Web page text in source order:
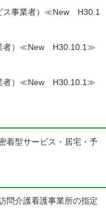
ス事業者）≪New H30.1
者）≪New H30.10.1≫
者）≪New H30.10.1≫
着型サービス・居宅・予
問介護看護事業所の指定